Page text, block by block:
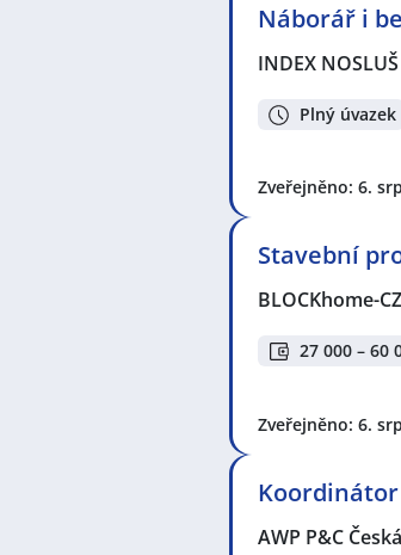
Náborář i
INDEX
Plný úvazek
Zveřejněno: 6.
Stavební
BLOCKhome-
27 000 – 60
Zveřejněno: 6.
Koordinátor
AWP P&C